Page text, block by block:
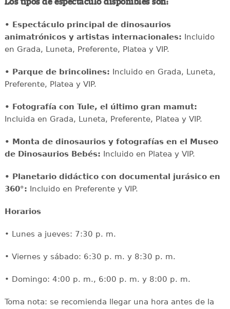
Los tipos de espectáculo disponibles son:
• Espectáculo principal de dinosaurios
animatrónicos y artistas internacionales: Incluido
en Grada, Luneta, Preferente, Platea y VIP.
• Parque de brincolines: Incluido en Grada, Luneta,
Preferente, Platea y VIP.
• Fotografía con Tule, el último gran mamut:
Incluida en Grada, Luneta, Preferente, Platea y VIP.
• Monta de dinosaurios y fotografías en el Museo
de Dinosaurios Bebés: Incluido en Platea y VIP.
• Planetario didáctico con documental jurásico en
360°: Incluido en Preferente y VIP.
Horarios
• Lunes a jueves: 7:30 p. m.
• Viernes y sábado: 6:30 p. m. y 8:30 p. m.
• Domingo: 4:00 p. m., 6:00 p. m. y 8:00 p. m.
Toma nota: se recomienda llegar una hora antes de la